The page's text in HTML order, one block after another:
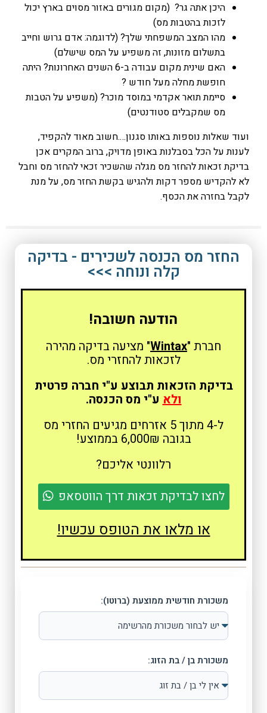
היכן אתה גר? (מקום מגורים באזור מסוים בארץ יכול
לזכות בהטבות מס)
מהו המצב המשפחתי שלך? (לדוגמה: אדם גרוש וחייב
בתשלום מזונות, זה משפיע על המס שישלם)
האם שינית מקום עבודה ב-6 השנים האחרונות? היתה
חופשת מחלה מעל חודש ?
סיימת תואר אקדמי במוסד מוכר? (משפיע על הטבות
מס שמקבלים סטודנטים)
ועוד שאלות נוספות באותו סגנון….חשוב מאוד להקפיד,
לענות על הכל בסבלנות באופן מדויק, ברוב המקרים אכן
בדיקת זכאות להחזר מס מגלה שהשכיר זכאי להחזר מס וחבל
לא להקדיש מספר דקות ולהגיש בקשת החזר מס, על מנת
לקבל בחזרה את הכסף.
החזר מס הכנסה לשכירים - בדיקה
קלה ונוחה >>>
הודעה חשובה!
חברת "Wintax" מציעה בדיקה מהירה
לזכאות להחזרי מס.
בדיקת הזכאות תבוצע ע"י חברה פרטית
ולאע"י מס הכנסה.
ל-4 מתוך 5 אזרחים מגיעים החזרי מס
בגובה 6,000₪ בממוצע!
רלוונטי אליכם?
לחצו לבדיקת זכאות דרך הווטסאפ
או מלאו את הטופס עכשיו!
משכורת חודשית ממוצעת (ברוטו):
משכורת בן / בת הזוג: